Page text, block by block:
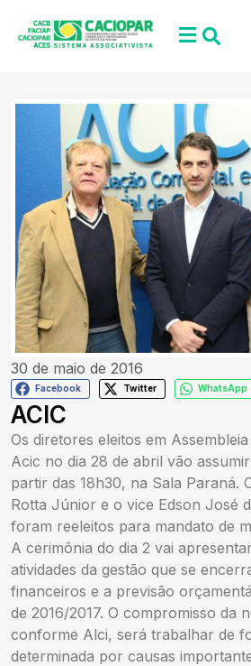
30 de maio de 2016
Facebook Twitter WhatsApp
ACIC
Os diretores eleitos em
Acic no dia 28 de abril vão
partir das 18h30, na Sala Paraná.
Rotta Júnior e o vice Edson José
foram reeleitos para mandato de
A cerimônia do dia 2 vai
atividades da gestão que se
financeiros e a previsão
de 2016/2017. O compromisso da
conforme Alci, será trabalhar de
determinada por causas